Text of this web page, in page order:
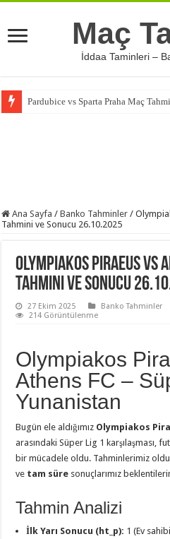
Maç
İddaa Taminleri –
Pardubice vs Sparta Praha Maç
Ana Sayfa / Banko Tahminler /
Tahmini ve Sonucu 26.10.2025
Olympiakos Piraeus vs
Tahmini ve Sonucu
27 Ekim 2025 Banko Tahminler
214 Görüntülenme
Olympiakos
Athens FC –
Yunanistan
Bugün ele aldığımız Olympiakos
arasındaki Süper Lig 1 karşılaşması,
bir mücadele oldu. Tahminlerimiz
ve tam süre sonuçlarımız
Tahmin Analizi
İlk Yarı Sonucu (ht_p): 1 (Ev